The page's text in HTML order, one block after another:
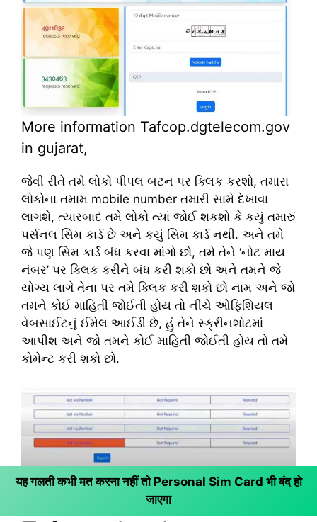
More information Tafcop.dgtelecom.gov
in gujarat,
જેવી રીતે તમે લોકો પીપલ બટન પર ક્લિક કરશો, તમારા
લોકોના તમામ mobile number તમારી સામે દેખાવા
લાગશે, ત્યારબાદ તમે લોકો ત્યાં જોઈ શકશો કે કયું તમારું
પર્સનલ સિમ કાર્ડ છે અને કયું સિમ કાર્ડ નથી. અને તમે
જે પણ સિમ કાર્ડ બંધ કરવા માંગો છો, તમે તેને ‘નોટ માય
નંબર’ પર ક્લિક કરીને બંધ કરી શકો છો અને તમને જે
યોગ્ય લાગે તેના પર તમે ક્લિક કરી શકો છો નામ અને જો
તમને કોઈ માહિતી જોઈતી હોય તો નીચે ઓફિશિયલ
વેબસાઈટનું ઈમેલ આઈડી છે, હું તેને સ્ક્રીનશોટમાં
આપીશ અને જો તમને કોઈ માહિતી જોઈતી હોય તો તમે
કોમેન્ટ કરી શકો છો.
यह गलती कभी मत करना नहीं तो Personal Sim Card भी बंद हो
जाएगा